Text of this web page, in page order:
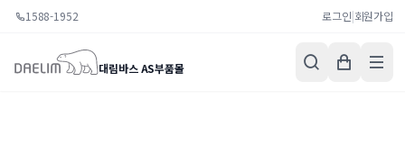
1588-1952 로그인|회원가입
대림바스 AS부품몰